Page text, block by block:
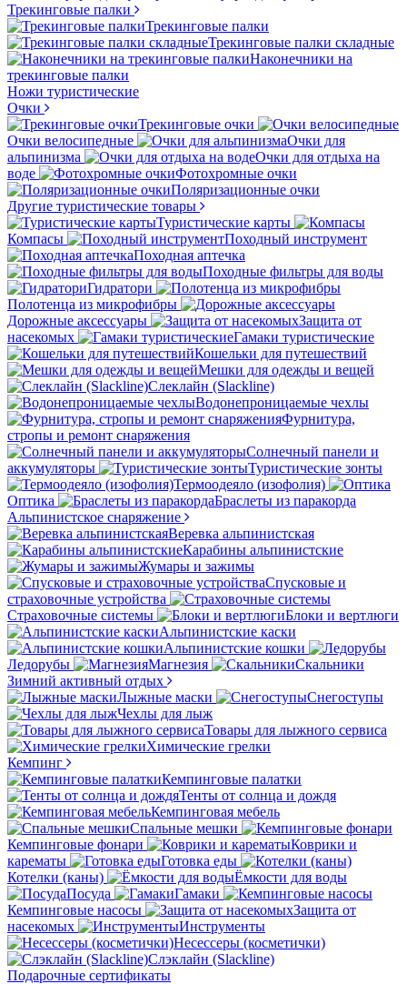
Трекинговые палки
Трекинговые палки
Трекинговые палки складные
Наконечники на
трекинговые палки
Ножи туристические
Очки
Трекинговые очки
Очки велосипедные
Очки для
альпинизма
Очки для отдыха на
воде
Фотохромные очки
Поляризационные очки
Другие туристические товары
Туристические карты
Компасы
Походный инструмент
Походная аптечка
Походные фильтры для воды
Гидратори
Полотенца из микрофибры
Дорожные аксессуары
Защита от
насекомых
Гамаки туристические
Кошельки для путешествий
Мешки для одежды и вещей
Слеклайн (Slackline)
Водонепроницаемые чехлы
Фурнитура,
стропы и ремонт снаряжения
Солнечный панели и
аккумуляторы
Туристические зонты
Термоодеяло (изофолия)
Оптика
Браслеты из паракорда
Альпинистское снаряжение
Веревка альпинистская
Карабины альпинистские
Жумары и зажимы
Спусковые и
страховочные устройства
Страховочные системы
Блоки и вертлюги
Альпинистские каски
Альпинистские кошки
Ледорубы
Магнезия
Скальники
Зимний активный отдых
Лыжные маски
Снегоступы
Чехлы для лыж
Товары для лыжного сервиса
Химические грелки
Кемпинг
Кемпинговые палатки
Тенты от солнца и дождя
Кемпинговая мебель
Спальные мешки
Кемпинговые фонари
Коврики и
карематы
Готовка еды
Котелки (каны)
Ёмкости для воды
Посуда
Гамаки
Кемпинговые насосы
Защита от
насекомых
Инструменты
Несессеры (косметички)
Слэклайн (Slackline)
Подарочные сертификаты